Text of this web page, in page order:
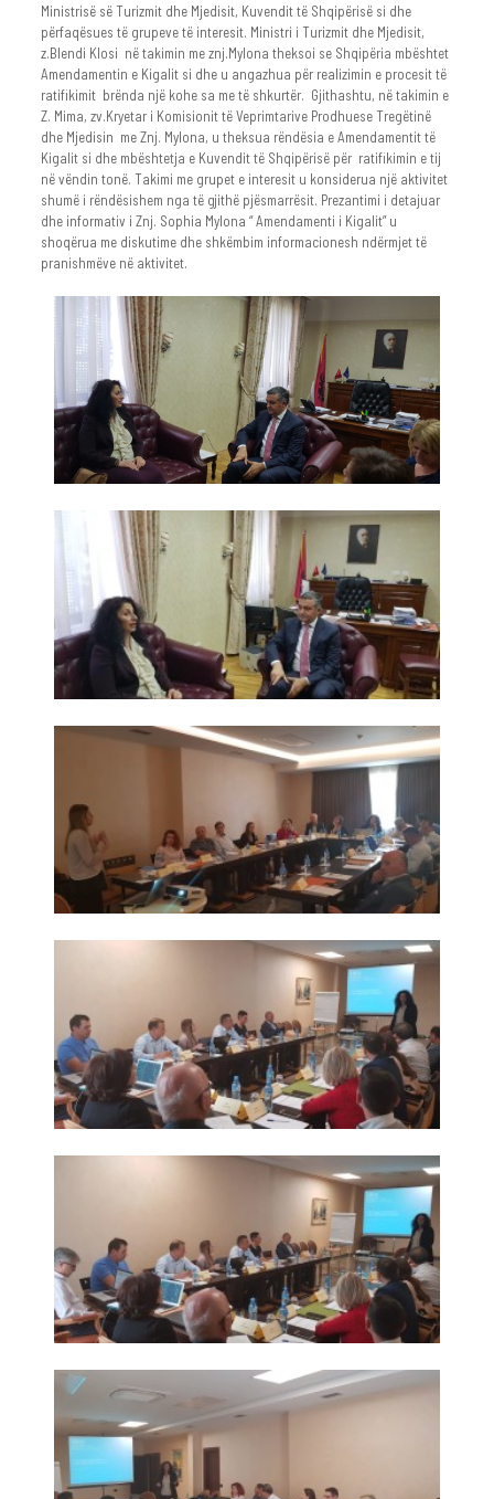
Ministrisë së Turizmit dhe Mjedisit, Kuvendit të Shqipërisë si dhe
përfaqësues të grupeve të interesit. Ministri i Turizmit dhe Mjedisit,
z.Blendi Klosi në takimin me znj.Mylona theksoi se Shqipëria mbështet
Amendamentin e Kigalit si dhe u angazhua për realizimin e procesit të
ratifikimit brënda një kohe sa me të shkurtër. Gjithashtu, në takimin e
Z. Mima, zv.Kryetar i Komisionit të Veprimtarive Prodhuese Tregëtinë
dhe Mjedisin me Znj. Mylona, u theksua rëndësia e Amendamentit të
Kigalit si dhe mbështetja e Kuvendit të Shqipërisë për ratifikimin e tij
në vëndin tonë. Takimi me grupet e interesit u konsiderua një aktivitet
shumë i rëndësishem nga të gjithë pjësmarrësit. Prezantimi i detajuar
dhe informativ i Znj. Sophia Mylona “ Amendamenti i Kigalit” u
shoqërua me diskutime dhe shkëmbim informacionesh ndërmjet të
pranishmëve në aktivitet.